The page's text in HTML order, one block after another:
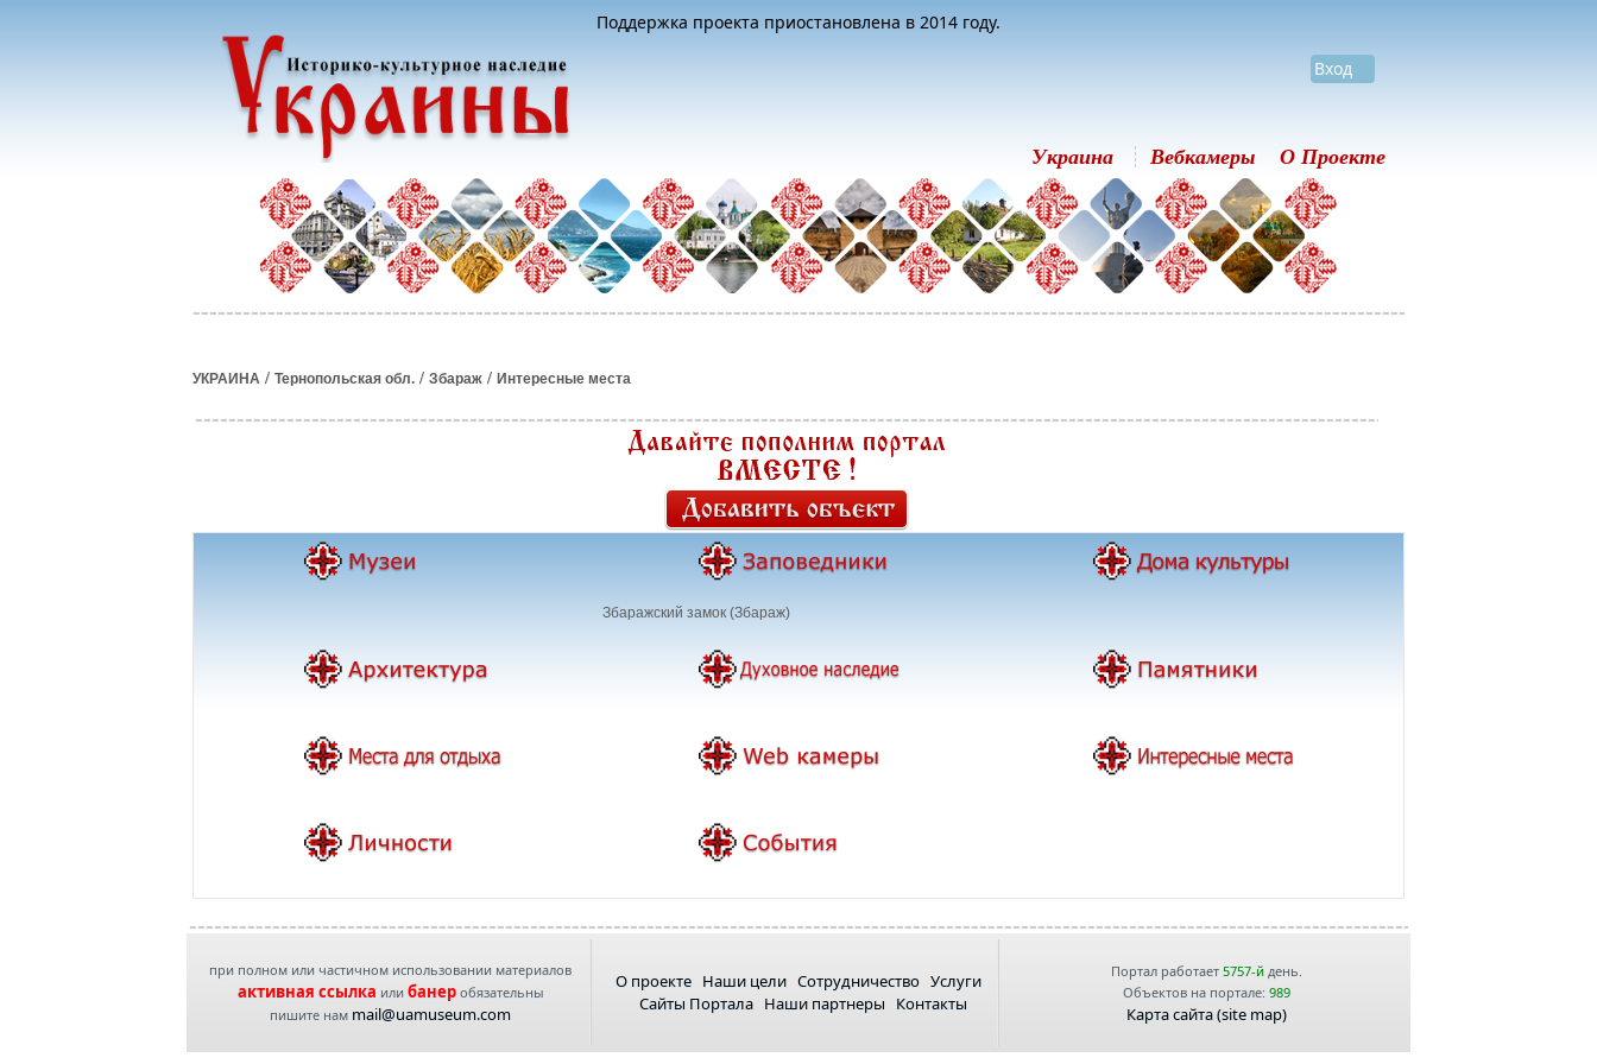
Поддержка проекта приостановлена в 2014 году.
Вход
Украина Вебкамеры О Проекте
УКРАИНА / Тернопольская обл. / Збараж / Интересные места
Збаражский замок (Збараж)
при полном или частичном использовании материалов
активная ссылка или банеробязательны
пишите нам mail@uamuseum.com
О проекте Наши цели Сотрудничество Услуги
Сайты Портала Наши партнеры Контакты
Портал работает 5757-йдень.
Объектов на портале: 989
Карта сайта (site map)